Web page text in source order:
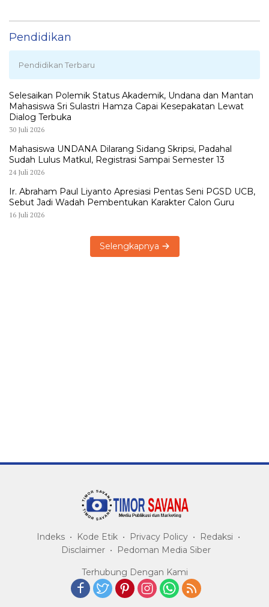
Pendidikan
Pendidikan Terbaru
Selesaikan Polemik Status Akademik, Undana dan Mantan
Mahasiswa Sri Sulastri Hamza Capai Kesepakatan Lewat
Dialog Terbuka
30 Juli 2026
Mahasiswa UNDANA Dilarang Sidang Skripsi, Padahal
Sudah Lulus Matkul, Registrasi Sampai Semester 13
24 Juli 2026
Ir. Abraham Paul Liyanto Apresiasi Pentas Seni PGSD UCB,
Sebut Jadi Wadah Pembentukan Karakter Calon Guru
16 Juli 2026
Selengkapnya
Indeks Kode Etik Privacy Policy
Redaksi
Disclaimer
Pedoman Media Siber
Terhubung Dengan Kami